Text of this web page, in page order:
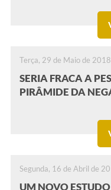
Terça, 29 de Maio de 2018
SERIA FRACA A
PIRÂMIDE DA
Segunda, 16 de Abril de
UM NOVO